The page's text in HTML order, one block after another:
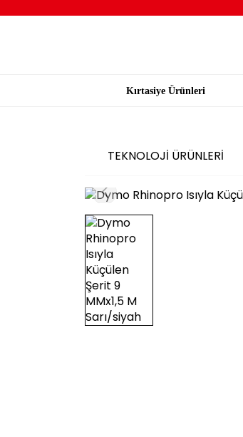
Kırtasiye Ürünleri
TEKNOLOJİ ÜRÜNLERİ